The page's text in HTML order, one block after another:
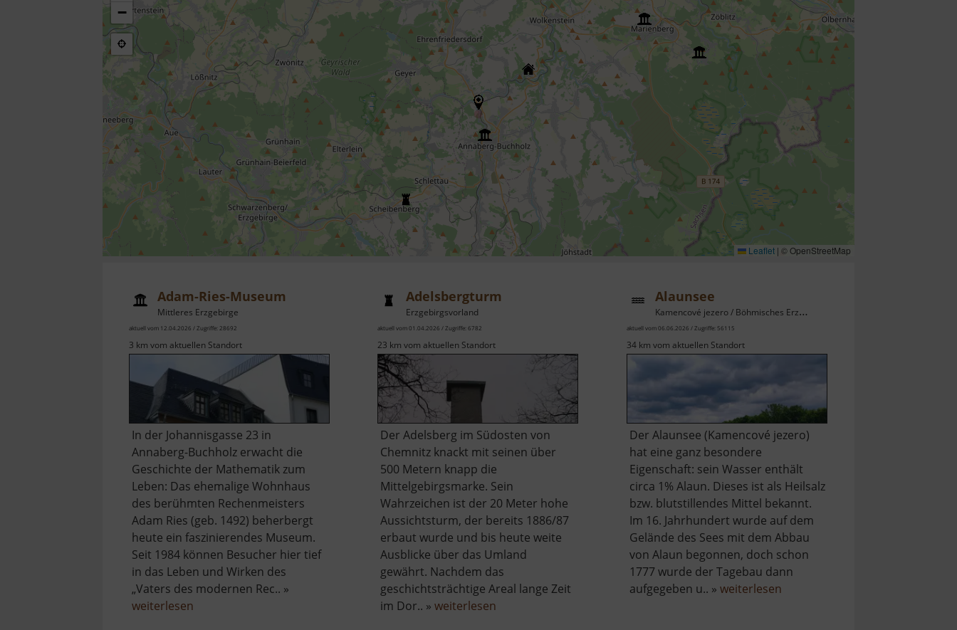
−
Leaflet | © OpenStreetMap
Adam-Ries-Museum
Mittleres Erzgebirge
aktuell vom 12.04.2026 / Zugriffe: 28692
3 km vom aktuellen Standort
In der Johannisgasse 23 in
Annaberg-Buchholz erwacht die
Geschichte der Mathematik zum
Leben: Das ehemalige Wohnhaus
des berühmten Rechenmeisters
Adam Ries (geb. 1492) beherbergt
heute ein faszinierendes Museum.
Seit 1984 können Besucher hier tief
in das Leben und Wirken des
„Vaters des modernen Rec.. »
weiterlesen
Adelsbergturm
Erzgebirgsvorland
aktuell vom 01.04.2026 / Zugriffe: 6782
23 km vom aktuellen Standort
Der Adelsberg im Südosten von
Chemnitz knackt mit seinen über
500 Metern knapp die
Mittelgebirgsmarke. Sein
Wahrzeichen ist der 20 Meter hohe
Aussichtsturm, der bereits 1886/87
erbaut wurde und bis heute weite
Ausblicke über das Umland
gewährt. Nachdem das
geschichtsträchtige Areal lange Zeit
im Dor.. »weiterlesen
Alaunsee
Kamencové jezero / Böhmisches Erzgebirge
aktuell vom 06.06.2026 / Zugriffe: 56115
34 km vom aktuellen Standort
Der Alaunsee (Kamencové jezero)
hat eine ganz besondere
Eigenschaft: sein Wasser enthält
circa 1% Alaun. Dieses ist als Heilsalz
bzw. blutstillendes Mittel bekannt.
Im 16. Jahrhundert wurde auf dem
Gelände des Sees mit dem Abbau
von Alaun begonnen, doch schon
1777 wurde der Tagebau dann
aufgegeben u.. » weiterlesenüber